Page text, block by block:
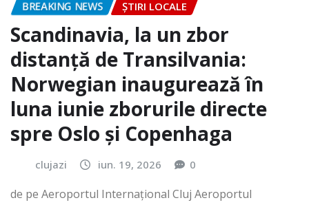
BREAKING NEWS ȘTIRI LOCALE
Scandinavia, la un zbor
distanță de Transilvania:
Norwegian inaugurează în
luna iunie zborurile directe
spre Oslo și Copenhaga
clujazi iun. 19, 2026 0
de pe Aeroportul Internaţional Cluj Aeroportul